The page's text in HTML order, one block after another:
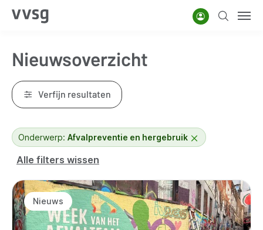
Overslaan
gaan
AccountZoeken
Nieuwsoverzicht
Verfijn resultaten
Onderwerp: Afvalpreventie en hergebruik
Alle filters wissen
Resultaten
Nieuws